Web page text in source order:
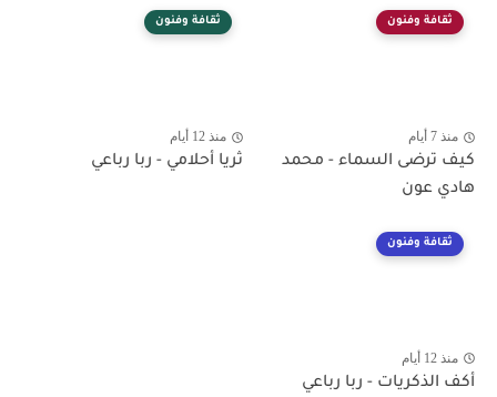
ثقافة وفنون
منذ 7 أيام
كيف ترضى السماء - محمد
هادي عون
ثقافة وفنون
منذ 12 أيام
ثريا أحلامي - ربا رباعي
ثقافة وفنون
منذ 12 أيام
أكف الذكريات - ربا رباعي